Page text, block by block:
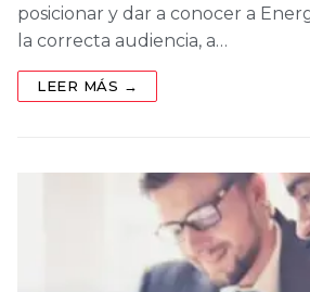
posicionar y dar a conocer a
la correcta audiencia, a…
LEER MÁS →